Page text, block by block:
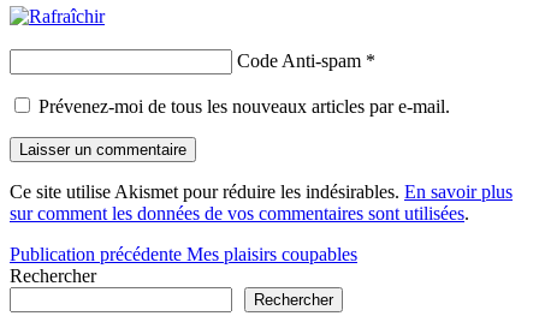
Code Anti-spam *
Prévenez-moi de tous les nouveaux articles par e-mail.
Ce site utilise Akismet pour réduire les indésirables. En savoir plus
sur comment les données de vos commentaires sont utilisées.
Navigation
de
Publication précédente Mes plaisirs coupables
Rechercher
Rechercher